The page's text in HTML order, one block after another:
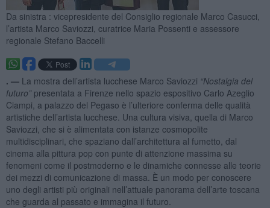
Da sinistra : vicepresidente del Consiglio regionale Marco Casucci,
l’artista Marco Saviozzi, curatrice Maria Possenti e assessore
regionale Stefano Baccelli
. — La mostra dell’artista lucchese Marco Saviozzi “Nostalgia del
futuro” presentata a Firenze nello spazio espositivo Carlo Azeglio
Ciampi, a palazzo del Pegaso è l’ulteriore conferma delle qualità
artistiche dell’artista lucchese. Una cultura visiva, quella di Marco
Saviozzi, che si è alimentata con istanze cosmopolite
multidisciplinari, che spaziano dall’architettura al fumetto, dal
cinema alla pittura pop con punte di attenzione massima su
fenomeni come il postmoderno e le dinamiche connesse alle teorie
dei mezzi di comunicazione di massa. È un modo per conoscere
uno degli artisti più originali nell’attuale panorama dell’arte toscana
che guarda al passato e immagina il futuro.